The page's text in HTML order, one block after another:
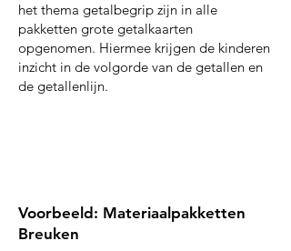
het thema getalbegrip zijn in alle
pakketten grote getalkaarten
opgenomen. Hiermee krijgen de kinderen
inzicht in de volgorde van de getallen en
de getallenlijn.
Voorbeeld: Materiaalpakketten
Breuken